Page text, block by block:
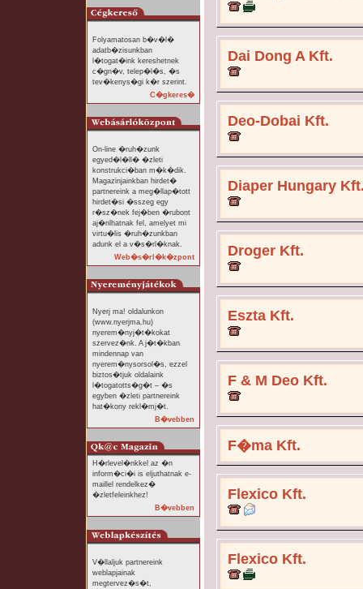
Folyamatosan b�v�l�
adatb�zisunkban
l�togat�ink kereshetnek
c�gn�v, telep�l�s, �s
tev�kenys�gi k�r szerint.
C�gkeres�
On-line �ruh�zunk
egyed�l�ll� �zleti
konstrukci�ban m�k�dik.
Magazinjainkban hirdet�
partnereink a meg�llap�tott
hirdet�si �sszeg egy
r�sz�nek fej�ben �rubont
aj�nlhatnak fel, amelyet mi
virtu�lis �ruh�zunkban
adunk el a v�s�rl�knak.
Web�s�rl�k�zpont
Nyerj ma! oldalunkon
(www.nyerjma.hu)
nyerem�nyj�t�kokat
szervez�nk. A j�t�kban
mindennap van
nyerem�nysorsol�s, ezzel
biztos�tjuk oldalaink
l�togatotts�g�t – �s
egyben �zleti partnereink
hat�kony rekl�mj�t.
B�vebben
H�rlevel�nkkel az �n
inform�ci�i is eljuthatnak e-
maillel rendelkez�
�zletfeleinkhez!
B�vebben
V�llaljuk partnereink
weblapjainak
megtervez�s�t,
Dai Dong A Kft.
Deo-Dobai Kft.
Diaper Hungary
Droger Kft.
Eszta Kft.
F & M Deo Kft.
F�ma Kft.
Flexico Kft.
Flexico Kft.